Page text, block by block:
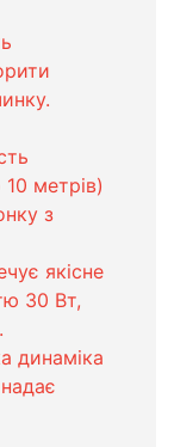
метрів)
з
якісне
30 Вт,
динаміка